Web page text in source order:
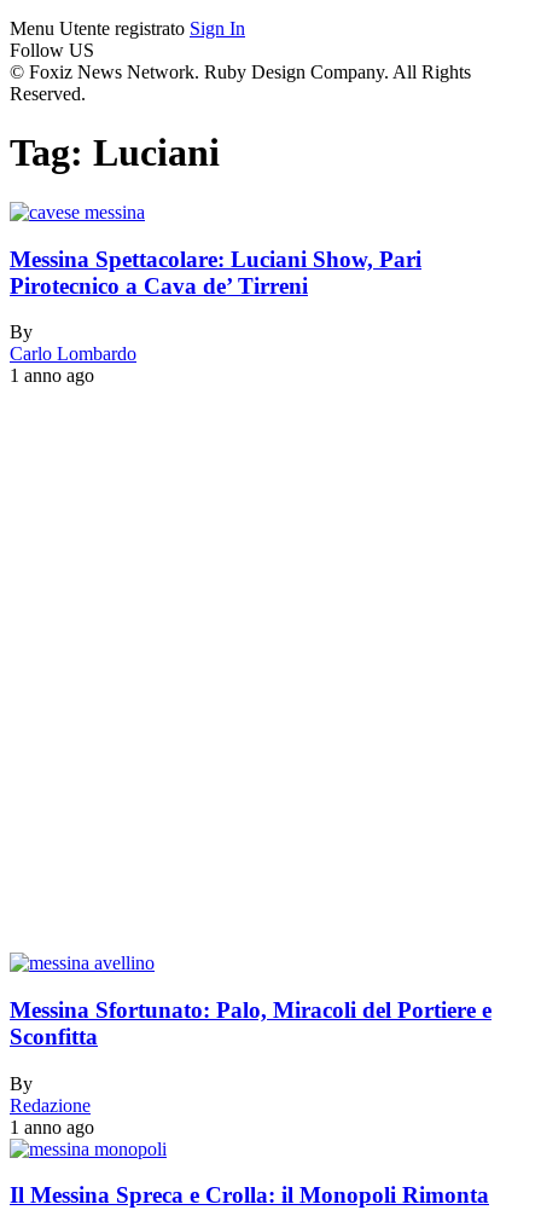
Menu Utente registrato Sign In
Follow US
© Foxiz News Network. Ruby Design Company. All Rights
Reserved.
Tag: Luciani
Messina Spettacolare: Luciani Show, Pari
Pirotecnico a Cava de’ Tirreni
By
Carlo Lombardo
1 anno ago
Messina Sfortunato: Palo, Miracoli del Portiere e
Sconfitta
By
Redazione
1 anno ago
Il Messina Spreca e Crolla: il Monopoli Rimonta